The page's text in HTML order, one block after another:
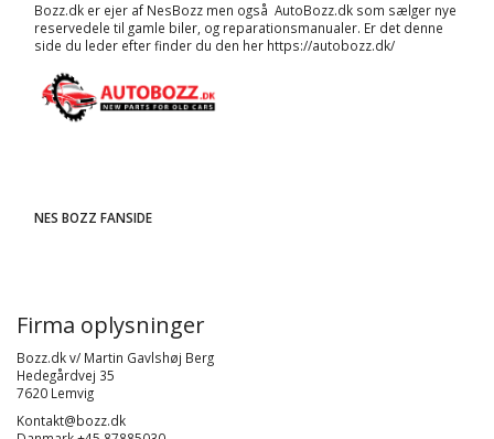
Bozz.dk er ejer af NesBozz men også AutoBozz.dk som sælger nye
reservedele til gamle biler, og reparationsmanualer. Er det denne
side du leder efter finder du den her https://autobozz.dk/
NES BOZZ FANSIDE
Firma oplysninger
Bozz.dk v/ Martin Gavlshøj Berg
Hedegårdvej 35
7620 Lemvig
Kontakt@bozz.dk